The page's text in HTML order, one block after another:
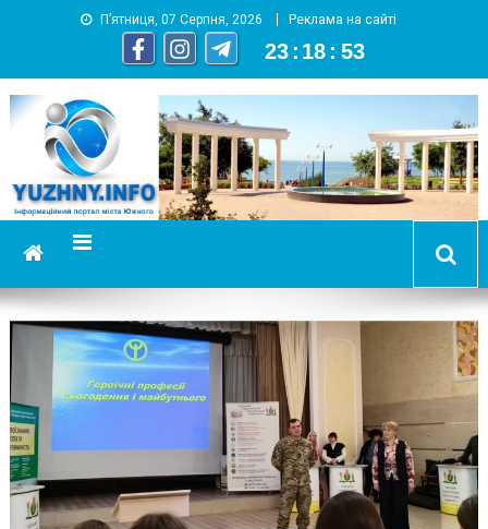
П’ятниця, 07 Серпня, 2026 Реклама на сайті
23 : 18 : 54
YUZHNY.INFO
информационный портал города Южный